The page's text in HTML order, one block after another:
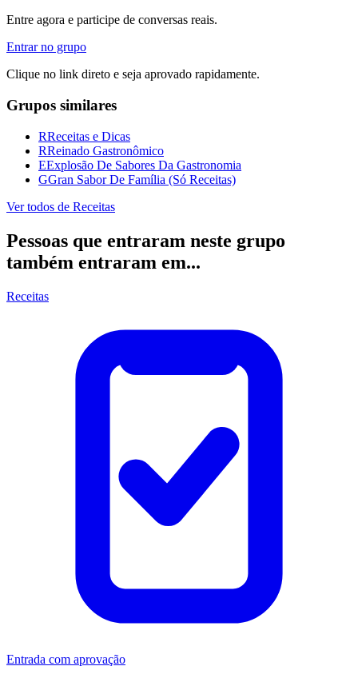
Entre agora e participe de conversas reais.
Entrar no grupo
Clique no link direto e seja aprovado rapidamente.
Grupos similares
RReceitas e Dicas
RReinado Gastronômico
EExplosão De Sabores Da Gastronomia
GGran Sabor De Família (Só Receitas)
Ver todos de Receitas
Pessoas que entraram neste grupo
também entraram em...
Receitas
Entrada com aprovação